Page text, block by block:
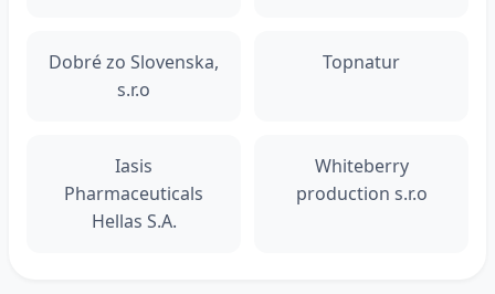
Dobré zo Slovenska,
s.r.o
Topnatur
Iasis
Pharmaceuticals
Hellas S.A.
Whiteberry
production s.r.o